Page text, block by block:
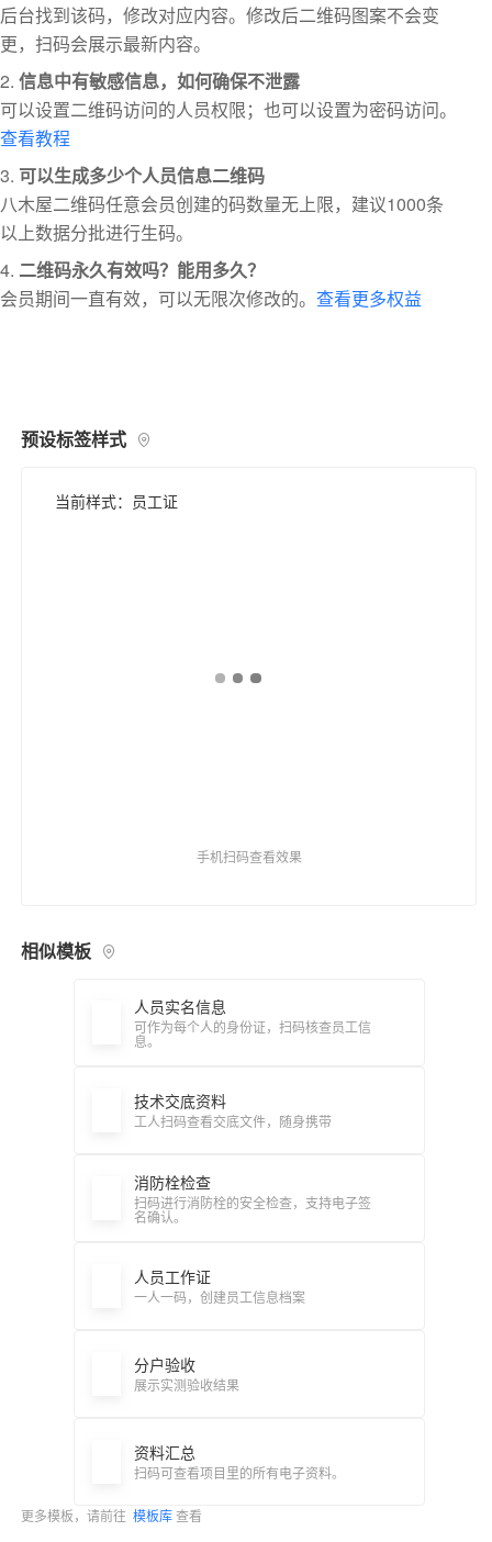
后台找到该码，修改对应内容。修改后二维码图案不会变
更，扫码会展示最新内容。
信息中有敏感信息，如何确保不泄露
可以设置二维码访问的人员权限；也可以设置为密码访问。
查看教程
可以生成多少个人员信息二维码
八木屋二维码任意会员创建的码数量无上限，建议1000条
以上数据分批进行生码。
二维码永久有效吗？能用多久？
会员期间一直有效，可以无限次修改的。 查看更多权益
预设标签样式
当前样式：员工证
手机扫码查看效果
相似模板
人员实名信息
可作为每个人的身份证，扫码核查员工信
息。
技术交底资料
工人扫码查看交底文件，随身携带
消防栓检查
扫码进行消防栓的安全检查，支持电子签
名确认。
人员工作证
一人一码，创建员工信息档案
分户验收
展示实测验收结果
资料汇总
扫码可查看项目里的所有电子资料。
更多模板，请前往 模板库查看